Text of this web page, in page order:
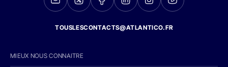
TOUSLESCONTACTS@ATLANTICO.FR
MIEUX NOUS CONNAITRE